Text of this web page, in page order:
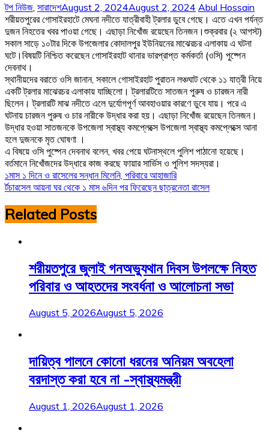
টপ নিউজ সারাদেশAugust 2, 2024August 2, 2024 Abul Hossain
শরীয়তপুরের গোসাইরহাটে মেঘনা নদীতে যাত্রীবাহী ট্রলার ডুবে গেছে। এতে এখন পর্যন্ত
দুজন নিহতের খবর পাওয়া গেছে। এছাড়া নিখোঁজ রয়েছেন তিনজন।শুক্রবার (২ আগস্ট)
সকাল সাড়ে ১০টার দিকে উপজেলার কোদালপুর ইউনিয়নের মাঝেরচর এলাকায় এ ঘটনা
ঘটে।বিষয়টি নিশ্চিত করেছেন গোসাইরহাট থানার ভারপ্রাপ্ত কর্মকর্তা (ওসি) পুষ্পেন
দেবনাথ।
স্থানীয়দের বরাতে ওসি জানান, সকালে গোসাইরহাট পুরাতন লঞ্চঘাট থেকে ১১ যাত্রী নিয়ে
একটি ট্রলার মাঝেরচর এলাকায় যাচ্ছিলো। ট্রলারটিতে সাতজন পুরুষ ও চারজন নারী
ছিলেন। ট্রলারটি মাঝ নদীতে এলে দুর্যোগপূর্ণ আবহাওয়ার কারণে ডুবে যায়। পরে এ
ঘটনায় চারজন পুরুষ ও চার নারীকে উদ্ধার করা হয়। এছাড়া নিখোঁজ রয়েছেন তিনজন।
উদ্ধার হওয়া সাতজনকে উপজেলা স্বাস্থ্য কমপ্লেক্সে উপজেলা স্বাস্থ্য কমপ্লেক্সে আনা
হলে দুজনকে মৃত ঘোষণা ।
এ বিষয়ে ওসি পুষ্পেন দেবনাথ বলেন, খবর পেয়ে ঘটনাস্থলে পুলিশ পাঠানো হয়েছে।
বর্তমানে নিখোঁজদের উদ্ধারে কাজ করছে ফায়ার সার্ভিস ও পুলিশ সদস্যরা।
Post
navigation
১মাস ১ দিনে ও রাসেলের সন্ধান মিলেনি, পরিবারে আহাজারি
র্টচারসেল আয়না ঘর থেকে ১ মাস ৬দিন পর ফিরেছেন ছাত্রনেতা রাসেল
Related Posts
শরীয়তপুরে জুলাই গনঅভ্যুথান দিবস উপলক্ষে নিহত
পরিবার ও আহতদের সংবর্ধনা ও আলোচনা সভা
August 5, 2026August 5, 2026
দায়িত্ব পালনে কোনো ধরনের অনিয়ম অবহেলা
বরদাস্ত করা হবে না -স্বাস্থ্যমন্ত্রী
August 1, 2026August 1, 2026